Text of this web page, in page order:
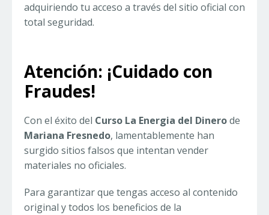
adquiriendo tu acceso a través del sitio oficial con
total seguridad.
Atención: ¡Cuidado con
Fraudes!
Con el éxito del Curso La Energia del Dinerode
Mariana Fresnedo, lamentablemente han
surgido sitios falsos que intentan vender
materiales no oficiales.
Para garantizar que tengas acceso al contenido
original y todos los beneficios de la